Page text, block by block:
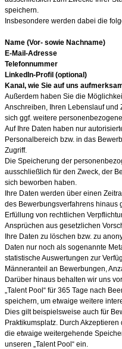
speichern.
Insbesondere werden dabei die
Name (Vor- sowie Nachname)
E-Mail-Adresse
Telefonnummer
LinkedIn-Profil (optional)
Kanal, wie Sie auf uns
Außerdem haben Sie die
Anschreiben, Ihren Lebenslauf
sich ggf. weitere
Auf Ihre Daten haben nur
Personalbereich bzw. in das
Zugriff.
Die Speicherung der
ausschließlich für den Zweck, der
sich beworben haben.
Ihre Daten werden über einen
des Bewerbungsverfahrens hinaus
Erfüllung von rechtlichen
Ansprüchen aus gesetzlichen
Ihre Daten zu löschen bzw. zu
Daten nur noch als sogenannte
statistische Auswertungen zur
Männeranteil an Bewerbungen,
Darüber hinaus behalten wir uns
„Talent Pool“ für 365 Tage nach
speichern, um etwaige weitere
Dies gilt beispielsweise auch für
Praktikumsplatz. Durch
die etwaige weitergehende
unseren „Talent Pool“ ein.